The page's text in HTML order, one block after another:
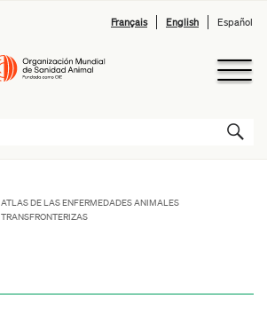
Français English Español
ATLAS DE LAS ENFERMEDADES ANIMALES
TRANSFRONTERIZAS